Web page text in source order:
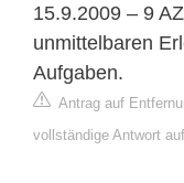
15.9.2009 – 9
unmittelbaren
Aufgaben.
Antrag auf
vollständige Antwort